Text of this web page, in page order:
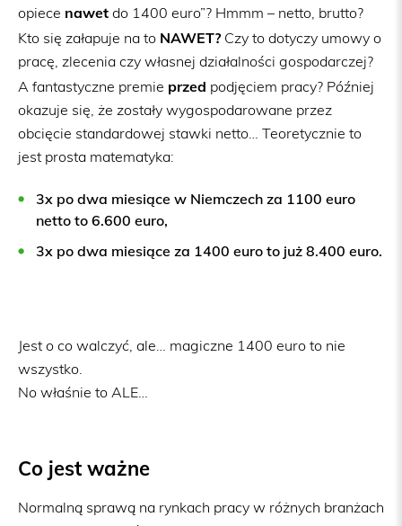
opiece nawet do 1400 euro”? Hmmm – netto, brutto?
Kto się załapuje na to NAWET?Czy to dotyczy umowy o
pracę, zlecenia czy własnej działalności gospodarczej?
A fantastyczne premie przed podjęciem pracy? Później
okazuje się, że zostały wygospodarowane przez
obcięcie standardowej stawki netto… Teoretycznie to
jest prosta matematyka:
3x po dwa miesiące w Niemczech za 1100 euro
netto to 6.600 euro,
3x po dwa miesiące za 1400 euro to już 8.400 euro.
Jest o co walczyć, ale… magiczne 1400 euro to nie
wszystko.
No właśnie to ALE…
Co jest ważne
Normalną sprawą na rynkach pracy w różnych branżach